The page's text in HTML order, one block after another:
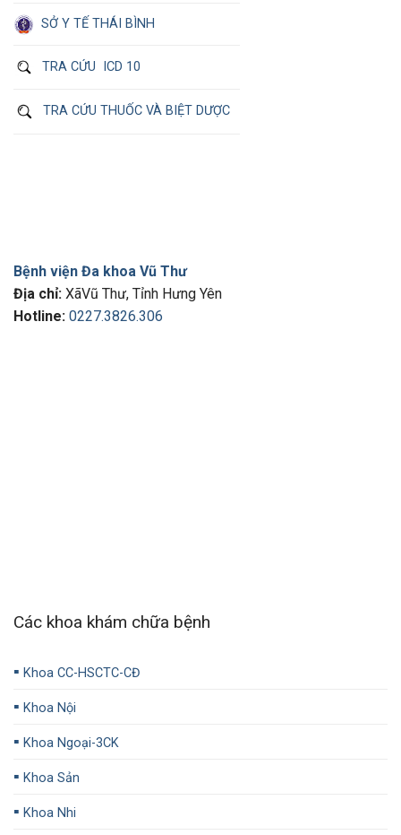
SỞ Y TẾ THÁI BÌNH
TRA CỨU ICD 10
TRA CỨU THUỐC VÀ BIỆT DƯỢC
Bệnh viện Đa khoa Vũ Thư
Địa chỉ: XãVũ Thư, Tỉnh Hưng Yên
Hotline: 0227.3826.306
Các khoa khám chữa bệnh
▪️ Khoa CC-HSCTC-CĐ
▪️ Khoa Nội
▪️ Khoa Ngoại-3CK
▪️ Khoa Sản
▪️ Khoa Nhi